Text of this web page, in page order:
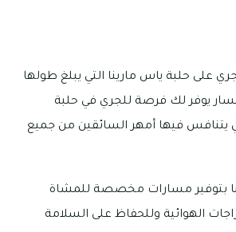
على حلبة ياس مارينا التي يبلغ طولها
المسار يوفر لك فرصة للجري في حلبة
يتنافس فيها أمهر السائقين من جميع
بتوفير مسارات مخصصة للمشاة
الهوائية وللحفاظ على السلامة